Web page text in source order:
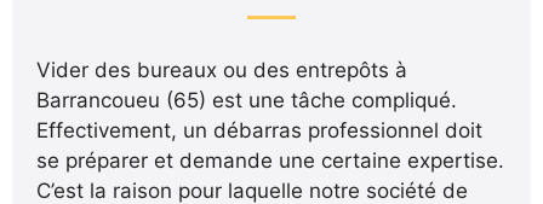
Vider des bureaux ou des entrepôts à
Barrancoueu (65) est une tâche compliqué.
Effectivement, un débarras professionnel doit
se préparer et demande une certaine expertise.
C’est la raison pour laquelle notre société de